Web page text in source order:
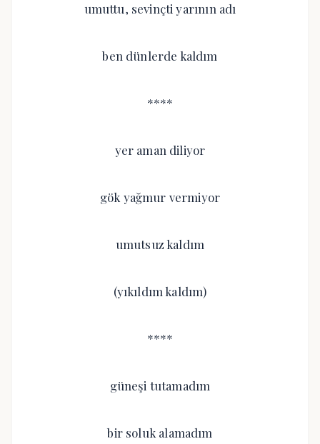
umuttu, sevinçti yarının adı
ben dünlerde kaldım
****
yer aman diliyor
gök yağmur vermiyor
umutsuz kaldım
(yıkıldım kaldım)
****
güneşi tutamadım
bir soluk alamadım